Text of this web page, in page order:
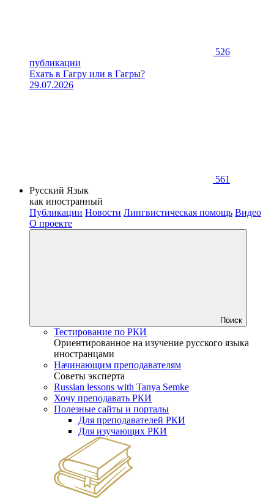
526
публикации
Ехать в Гагру или в Гагры?
29.07.2026
561
Русский Язык
как иностранный
Публикации Новости Лингвистическая помощь Видео
О проекте
Поиск
Тестирование по РКИ
Ориентированное на изучение русского языка
иностранцами
Начинающим преподавателям
Советы эксперта
Russian lessons with Tanya Semke
Хочу преподавать РКИ
Полезные сайты и порталы
Для преподавателей РКИ
Для изучающих РКИ